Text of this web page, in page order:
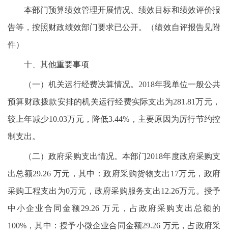
本部门预算绩效管理开展情况、绩效目标和绩效评价报
告等，按照财政绩效部门要求已公开。（绩效自评报告见附
件）
十、其他重要事项
（一）机关运行经费决算情况。2018年我单位一般公共
预算财政拨款安排的机关运行经费实际支出为281.81万元，
较上年减少10.03万元，降低3.44%，主要原因为厉行节约控
制支出。
（二）政府采购支出情况。本部门2018年度政府采购支
出总额29.26 万元，其中：政府采购货物支出17万元，政府
采购工程支出为0万元，政府采购服务支出12.26万元。授予
中小企业合同金额29.26 万元，占政府采购支出总额的
100%，其中：授予小微企业合同金额29.26 万元，占政府采